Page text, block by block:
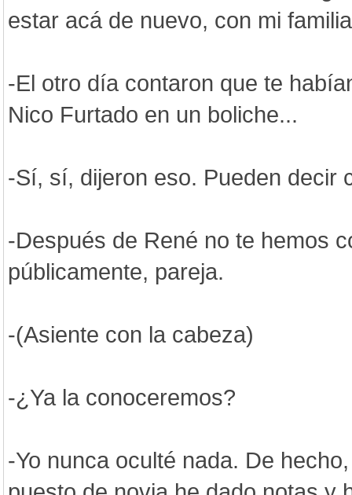
estar acá de nuevo, con mi
-El otro día contaron que te
Nico Furtado en un boliche...
-Sí, sí, dijeron eso. Pueden decir
-Después de René no te hemos
públicamente, pareja.
-(Asiente con la cabeza)
-¿Ya la conoceremos?
-Yo nunca oculté nada. De